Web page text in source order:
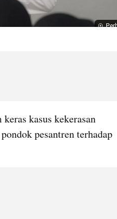
kasus kekerasan
pesantren terhadap